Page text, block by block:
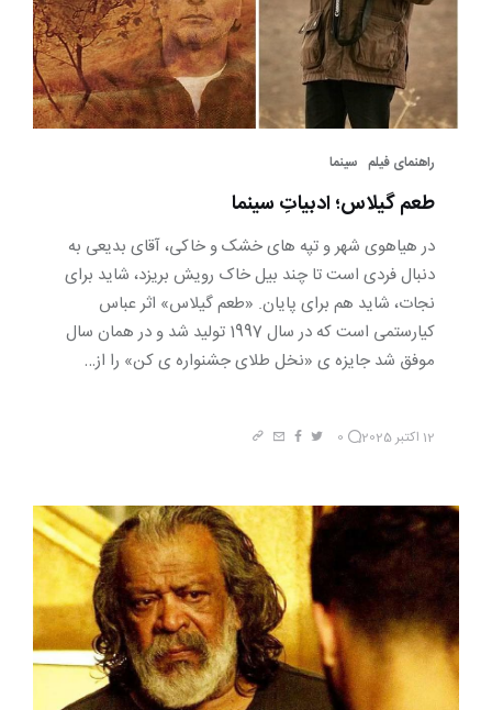
راهنمای فیلم‎ سینما
طعم گیلاس؛ ادبیاتِ سینما
در هیاهوی شهر و تپه های خشک و خاکی، آقای بدیعی به
دنبال فردی است تا چند بیل خاک رویش بریزد، شاید برای
نجات، شاید هم برای پایان. «طعم گیلاس» اثر عباس
کیارستمی است که در سال 1997 تولید شد و در همان سال
موفق شد جایزه ی «نخل طلای جشنواره ی کن» را از…
12 اکتبر 2025 0